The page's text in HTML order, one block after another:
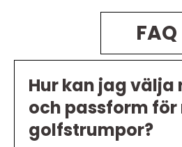
FAQ
Hur kan jag
och passform för
golfstrumpor?